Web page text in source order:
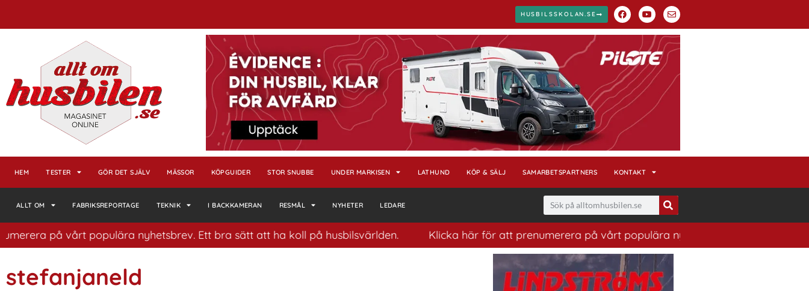
HUSBILSSKOLAN.SE
HEM TESTER GÖR DET SJÄLV MÄSSOR KÖPGUIDER STOR SNUBBE UNDER MARKISEN LATHUND KÖP & SÄLJ SAMARBETSPARTNERS KONTAKT
ALLT OM FABRIKSREPORTAGE TEKNIK I BACKKAMERAN RESMÅL NYHETER LEDARE
på vårt populära nyhetsbrev. Ett bra sätt att ha koll på husbilsvärlden. Klicka här för att prenumerera på vårt populära nyhetsbrev. Ett bra sätt att ha koll
stefanjaneld